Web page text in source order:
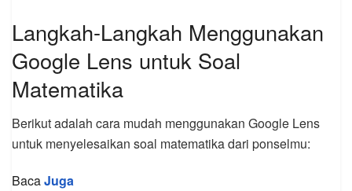
Langkah-Langkah Menggunakan
Google Lens untuk Soal
Matematika
Berikut adalah cara mudah menggunakan Google Lens
untuk menyelesaikan soal matematika dari ponselmu:
BacaJuga